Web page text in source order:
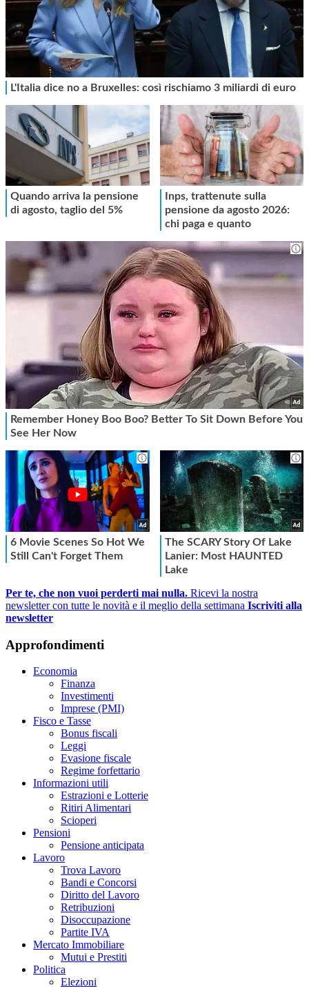
Per te, che non vuoi perderti mai nulla. Ricevi la nostra
newsletter con tutte le novità e il meglio della settimana Iscriviti alla
newsletter
Approfondimenti
Economia
Finanza
Investimenti
Imprese (PMI)
Fisco e Tasse
Bonus fiscali
Leggi
Evasione fiscale
Regime forfettario
Informazioni utili
Estrazioni e Lotterie
Ritiri Alimentari
Scioperi
Pensioni
Pensione anticipata
Lavoro
Trova Lavoro
Bandi e Concorsi
Diritto del Lavoro
Retribuzioni
Disoccupazione
Partite IVA
Mercato Immobiliare
Mutui e Prestiti
Politica
Elezioni